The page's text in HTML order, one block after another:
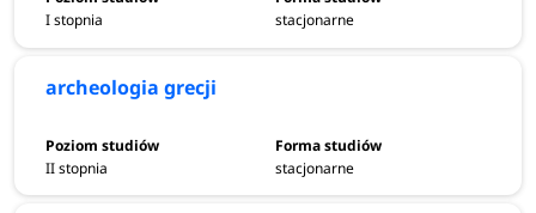
I stopnia stacjonarne
archeologia grecji
II stopnia stacjonarne